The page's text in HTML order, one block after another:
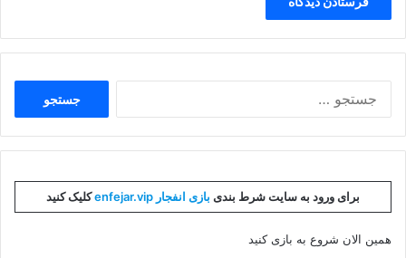
برای ورود به سایت شرط بندی بازی انفجار enfejar.vip کلیک کنید
همین الان شروع به بازی کنید